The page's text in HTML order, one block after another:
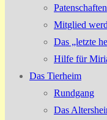
Patenschaften
Mitglied
Das „letzte
Hilfe für
Das Tierheim
Rundgang
Das